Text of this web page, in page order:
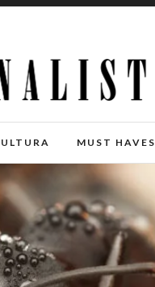
MUST HAVES